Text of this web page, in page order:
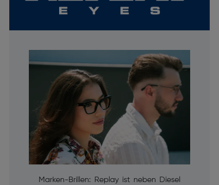
Marken-Brillen: Replay ist neben Diesel